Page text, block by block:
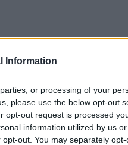
Information
or processing of your
please use the below opt-out
opt-out request is processed
information utilized by us
out. You may separately
είναι έτοιμος στο